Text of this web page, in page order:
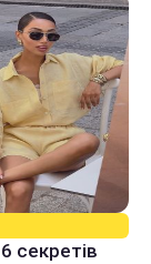
секретів